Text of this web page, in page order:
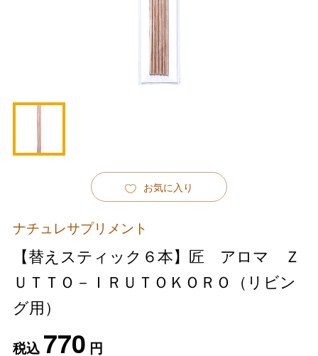
お気に入り
ナチュレサプリメント
【替えスティック６本】匠 アロマ Ｚ
ＵＴＴＯ－ＩＲＵＴＯＫＯＲＯ（リビン
グ用）
税込770 円